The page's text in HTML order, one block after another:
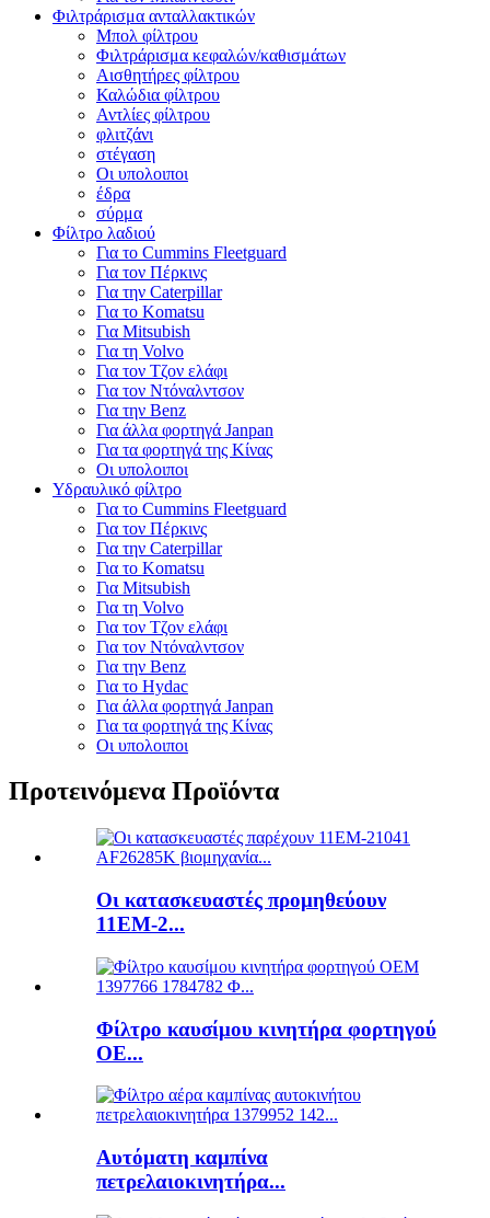
Φιλτράρισμα ανταλλακτικών
Μπολ φίλτρου
Φιλτράρισμα κεφαλών/καθισμάτων
Αισθητήρες φίλτρου
Καλώδια φίλτρου
Αντλίες φίλτρου
φλιτζάνι
στέγαση
Οι υπολοιποι
έδρα
σύρμα
Φίλτρο λαδιού
Για το Cummins Fleetguard
Για τον Πέρκινς
Για την Caterpillar
Για το Komatsu
Για Mitsubish
Για τη Volvo
Για τον Τζον ελάφι
Για τον Ντόναλντσον
Για την Benz
Για άλλα φορτηγά Janpan
Για τα φορτηγά της Κίνας
Οι υπολοιποι
Υδραυλικό φίλτρο
Για το Cummins Fleetguard
Για τον Πέρκινς
Για την Caterpillar
Για το Komatsu
Για Mitsubish
Για τη Volvo
Για τον Τζον ελάφι
Για τον Ντόναλντσον
Για την Benz
Για το Hydac
Για άλλα φορτηγά Janpan
Για τα φορτηγά της Κίνας
Οι υπολοιποι
Προτεινόμενα Προϊόντα
Οι κατασκευαστές προμηθεύουν
11EM-2...
Φίλτρο καυσίμου κινητήρα φορτηγού
ΟΕ...
Αυτόματη καμπίνα
πετρελαιοκινητήρα...